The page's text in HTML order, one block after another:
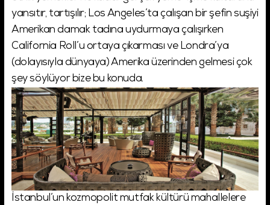
yansıtır, tartışılır; Los Angeles’ta çalışan bir şefin suşiyi
Amerikan damak tadına uydurmaya çalışırken
California Roll’u ortaya çıkarması ve Londra’ya
(dolayısıyla dünyaya) Amerika üzerinden gelmesi çok
şey söylüyor bize bu konuda.
İstanbul’un kozmopolit mutfak kültürü mahallelere